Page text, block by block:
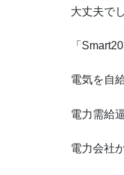
大丈夫で
「
電気を自
電力需給
電力会社